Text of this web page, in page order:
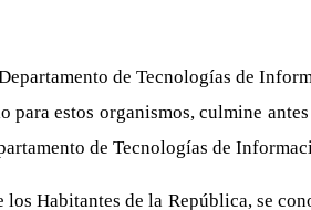
de Tecnologías de
estos organismos, culmine
de Tecnologías de
los Habitantes de la República, se